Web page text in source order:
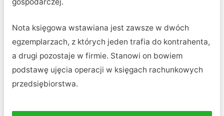
Nota księgowa wstawiana jest zawsze w dwóch
egzemplarzach, z których jeden trafia do kontrahenta,
a drugi pozostaje w firmie. Stanowi on bowiem
podstawę ujęcia operacji w księgach rachunkowych
przedsiębiorstwa.